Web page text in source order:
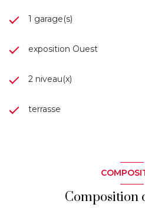
1 garage(s)
exposition Ouest
2 niveau(x)
terrasse
Composition